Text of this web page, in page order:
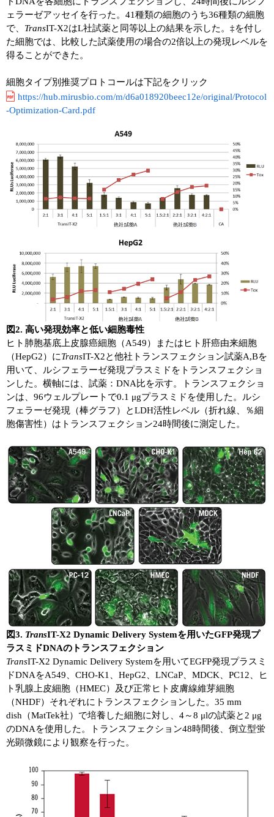
ェラーゼアッセイを行った。41種類の細胞のうち36種類の細胞
で、 TransIT-X2はL社試薬と同等以上の結果を示した。‡を付し
た細胞では、比較した試薬使用の場合の2倍以上の発現レベルを
得ることができた。
細胞タイプ別推奨プロトコールは下記をクリック
https://hub.mirusbio.com/m/d6a018920beec12e/original/Protocol
-Optimization-Card.pdf
図2. 高い発現効率と低い細胞毒性
ヒト肺胞基底上皮腺癌細胞（A549）またはヒト肝癌由来細胞
（HepG2）にTransIT-X2と他社トランスフェクション試薬A,Bを
用いて、ルシフェラーゼ発現プラスミドをトランスフェクショ
ンした。横軸には、試薬：DNA比を示す。トランスフェクショ
ンは、96ウェルプレートで0.1 μgプラスミドを使用した。ルシ
フェラーゼ発現（棒グラフ）とLDH活性レベル（折れ線、％細
胞傷害性）はトランスフェクション24時間後に測定した。
図3. TransIT-X2 Dynamic Delivery Systemを用いたGFP発現プ
ラスミドDNAのトランスフェクション
TransIT-X2 Dynamic Delivery Systemを用いてEGFP発現プラスミ
ドDNAをA549、CHO-K1、HepG2、LNCaP、MDCK、PC12、ヒ
ト乳腺上皮細胞（HMEC）及び正常ヒト皮膚線維芽細胞
（NHDF）それぞれにトランスフェクションした。35 mm
dish（MatTek社）で培養した細胞に対し、4～8 μlの試薬と2 μg
のDNAを使用した。トランスフェクション48時間後、倒立型蛍
光顕微鏡により観察を行った。